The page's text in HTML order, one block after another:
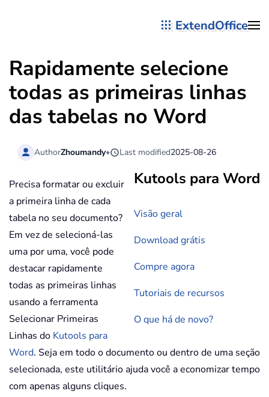
ExtendOffice
Rapidamente selecione
todas as primeiras linhas
das tabelas no Word
AuthorZhoumandy• Last modified2025-08-26
Kutools para Word
Visão geral
Download grátis
Compre agora
Tutoriais de recursos
O que há de novo?
Precisa formatar ou excluir
a primeira linha de cada
tabela no seu documento?
Em vez de selecioná-las
uma por uma, você pode
destacar rapidamente
todas as primeiras linhas
usando a ferramenta
Selecionar Primeiras
Linhas do Kutools para
Word. Seja em todo o documento ou dentro de uma seção
selecionada, este utilitário ajuda você a economizar tempo
com apenas alguns cliques.